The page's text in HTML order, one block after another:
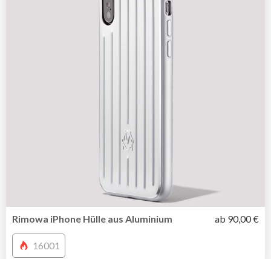
Rimowa iPhone Hülle aus Aluminium ab 90,00 €
16001